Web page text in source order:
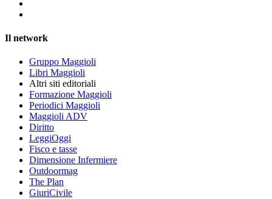
Il network
Gruppo Maggioli
Libri Maggioli
Altri siti editoriali
Formazione Maggioli
Periodici Maggioli
Maggioli ADV
Diritto
LeggiOggi
Fisco e tasse
Dimensione Infermiere
Outdoormag
The Plan
GiuriCivile